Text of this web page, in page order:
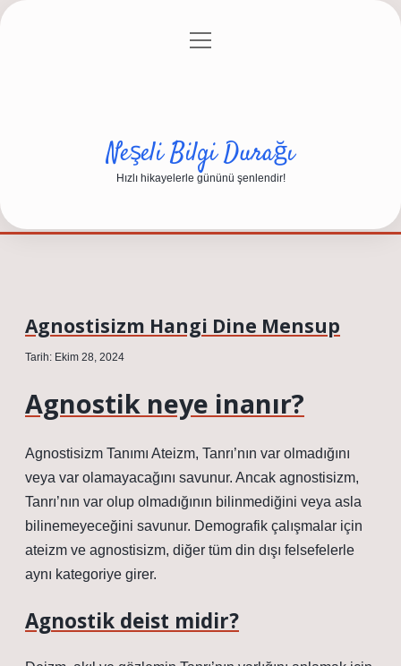
Gizlilik Politikası
menüyü
Neşeli Bilgi Durağı
Hızlı hikayelerle gününü şenlendir!
Agnostisizm Hangi Dine Mensup
Tarih: Ekim 28, 2024
Agnostik neye inanır?
Agnostisizm Tanımı Ateizm, Tanrı’nın var olmadığını
veya var olamayacağını savunur. Ancak agnostisizm,
Tanrı’nın var olup olmadığının bilinmediğini veya asla
bilinemeyeceğini savunur. Demografik çalışmalar için
ateizm ve agnostisizm, diğer tüm din dışı felsefelerle
aynı kategoriye girer.
Agnostik deist midir?